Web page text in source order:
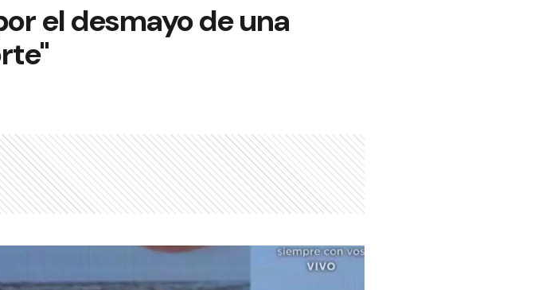
el desmayo de una